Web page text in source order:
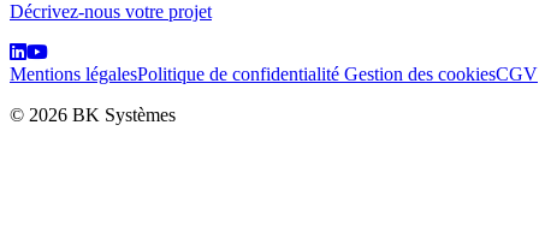
Décrivez-nous votre projet
Mentions légalesPolitique de confidentialité Gestion des cookiesCGV
© 2026 BK Systèmes